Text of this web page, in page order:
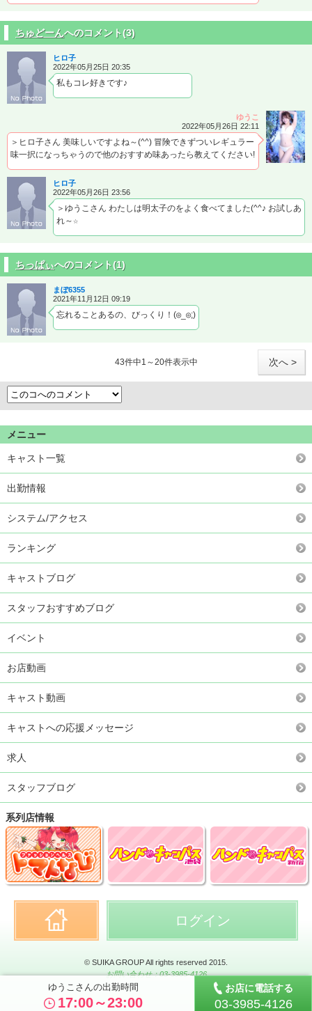
ちゅどーんへのコメント(3)
ヒロ子
2022年05月25日 20:35
私もコレ好きです♪
ゆうこ
2022年05月26日 22:11
＞ヒロ子さん 美味しいですよね～(^^) 冒険できずついレギュラー
味一択になっちゃうので他のおすすめ味あったら教えてください!
ヒロ子
2022年05月26日 23:56
＞ゆうこさん わたしは明太子のをよく食べてました(^^♪ お試しあ
れ～☆
ちっぱぃへのコメント(1)
まぼ6355
2021年11月12日 09:19
忘れることあるの、びっくり！(◎_◎;)
次へ >
43件中1～20件表示中
メニュー
キャスト一覧
出勤情報
システム/アクセス
ランキング
キャストブログ
スタッフおすすめブログ
イベント
お店動画
キャスト動画
キャストへの応援メッセージ
求人
スタッフブログ
系列店情報
ログイン
© SUIKA GROUP All rights reserved 2015.
お問い合わせ：03-3985-4126
ゆうこさんの出勤時間
17:00～23:00
お店に電話する
03-3985-4126